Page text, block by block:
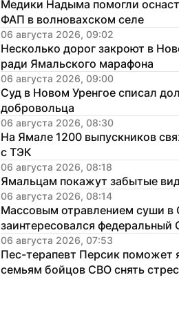
Медики Надыма помогли
ФАП в волновахском селе
06 августа 2026, 09:02
Несколько дорог закроют в
ради Ямальского марафона
06 августа 2026, 09:00
Суд в Новом Уренгое списал
добровольца
06 августа 2026, 08:30
На Ямале 1200 выпускников
с ТЭК
06 августа 2026, 08:18
Ямальцам покажут забытые
06 августа 2026, 08:14
Массовым отравлением суши в
заинтересовался федеральный
06 августа 2026, 07:53
Пес-терапевт Персик поможет
семьям бойцов СВО снять